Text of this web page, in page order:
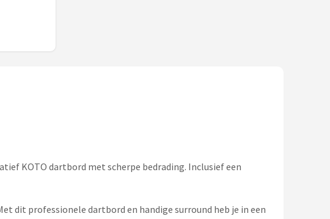
KOTO dartbord met scherpe bedrading. Inclusief een
dit professionele dartbord en handige surround heb je in een